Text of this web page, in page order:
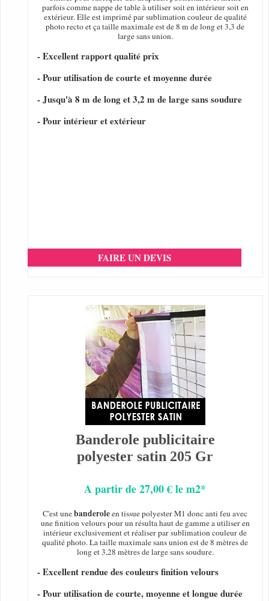
parfois comme nappe de table à utiliser soit en intérieur soit en
extérieur. Elle est imprimé par sublimation couleur de qualité
photo recto et ça taille maximale est de 8 m de long et 3,3 de
large sans union.
- Excellent rapport qualité prix
- Pour utilisation de courte et moyenne durée
- Jusqu'à 8 m de long et 3,2 m de large sans soudure
- Pour intérieur et extérieur
FAIRE UN DEVIS
Banderole publicitaire
polyester satin 205 Gr
A partir de 27,00 € le m2*
C'est unebanderoleen tissue polyester M1 donc anti feu avec
une finition velours pour un résulta haut de gamme a utiliser en
intérieur exclusivement et réaliser par sublimation couleur de
qualité photo. La taille maximale sans union est de 8 mètres de
long et 3,28 mètres de large sans soudure.
- Excellent rendue des couleurs finition velours
- Pour utilisation de courte, moyenne et longue durée